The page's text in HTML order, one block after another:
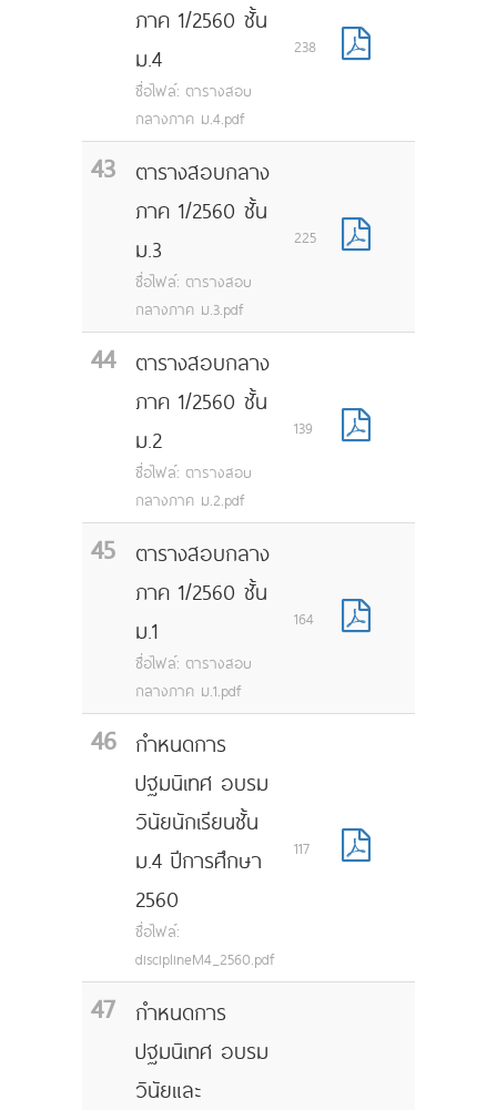
ภาค 1/2560 ชั้น
ม.4
ชื่อไฟล์: ตารางสอบ
กลางภาค ม.4.pdf
238
43
ตารางสอบกลาง
ภาค 1/2560 ชั้น
ม.3
ชื่อไฟล์: ตารางสอบ
กลางภาค ม.3.pdf
225
44
ตารางสอบกลาง
ภาค 1/2560 ชั้น
ม.2
ชื่อไฟล์: ตารางสอบ
กลางภาค ม.2.pdf
139
45
ตารางสอบกลาง
ภาค 1/2560 ชั้น
ม.1
ชื่อไฟล์: ตารางสอบ
กลางภาค ม.1.pdf
164
46
กำหนดการ
ปฐมนิเทศ อบรม
วินัยนักเรียนชั้น
ม.4 ปีการศึกษา
2560
ชื่อไฟล์:
disciplineM4_2560.pdf
117
47
กำหนดการ
ปฐมนิเทศ อบรม
วินัยและ